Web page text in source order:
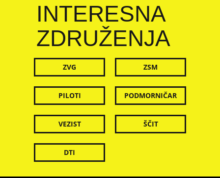
INTERESNA
ZDRUŽENJA
ZVG ZSM
PILOTI PODMORNIČAR
VEZIST ŠČIT
DTI